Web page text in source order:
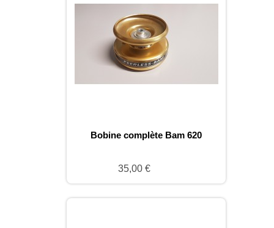
Bobine complète Bam 620
35,00 €